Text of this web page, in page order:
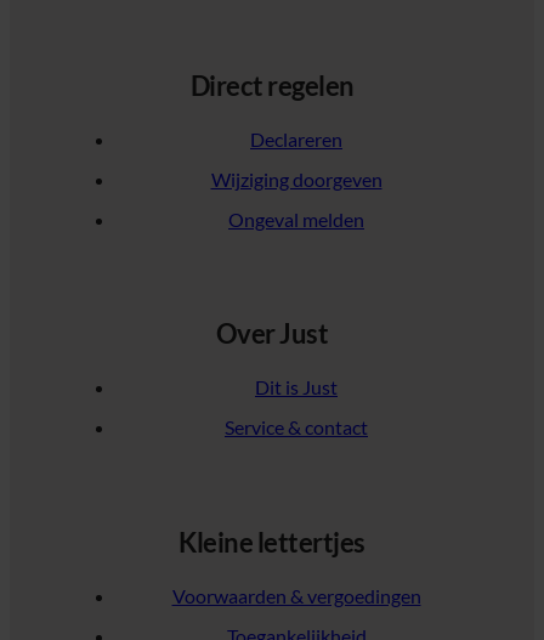
Direct regelen
Declareren
Wijziging doorgeven
Ongeval melden
Over Just
Dit is Just
Service & contact
Kleine lettertjes
Voorwaarden & vergoedingen
Toegankelijkheid